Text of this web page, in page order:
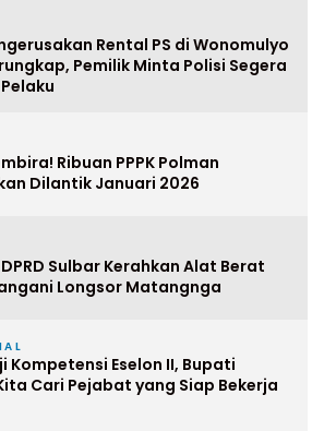
Rental PS di Wonomulyo
Pemilik Minta Polisi Segera
Ribuan PPPK Polman
Dilantik Januari 2026
Sulbar Kerahkan Alat Berat
Longsor Matangnga
Kompetensi Eselon II, Bupati
Cari Pejabat yang Siap Bekerja